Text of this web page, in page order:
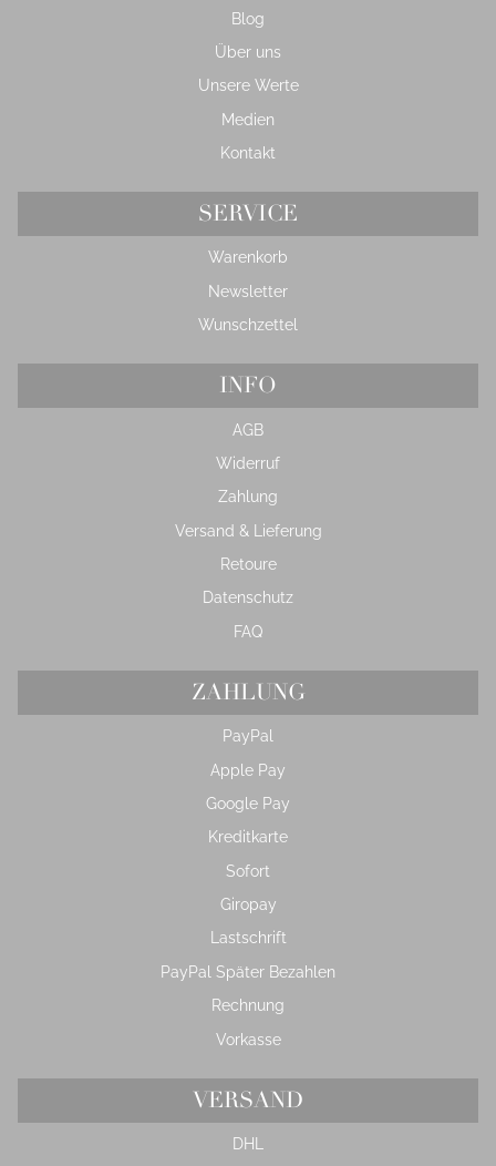
Blog
Über uns
Unsere Werte
Medien
Kontakt
SERVICE
Warenkorb
Newsletter
Wunschzettel
INFO
AGB
Widerruf
Zahlung
Versand & Lieferung
Retoure
Datenschutz
FAQ
ZAHLUNG
PayPal
Apple Pay
Google Pay
Kreditkarte
Sofort
Giropay
Lastschrift
PayPal Später Bezahlen
Rechnung
Vorkasse
VERSAND
DHL